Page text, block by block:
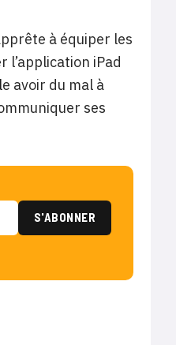
à équiper les
l’application iPad
avoir du mal à
ses